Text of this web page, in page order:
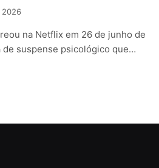
2026
na Netflix em 26 de junho de
de suspense psicológico que…